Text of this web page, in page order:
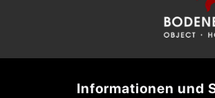
Informationen und